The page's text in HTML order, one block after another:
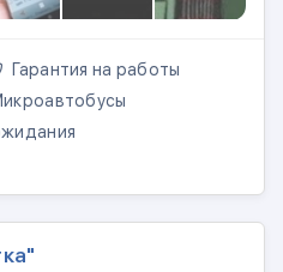
Гарантия на работы